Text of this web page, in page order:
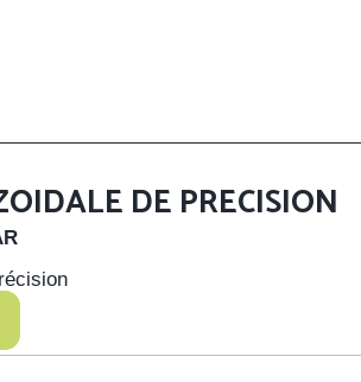
DE PRECISION